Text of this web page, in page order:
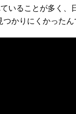
いることが多く、
かりにくかったん